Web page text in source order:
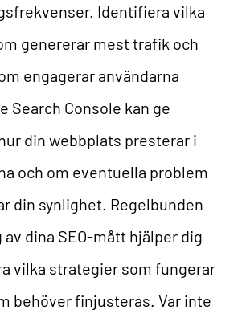
Identifiera vilka
genererar mest trafik och
engagerar användarna
Search Console kan ge
din webbplats presterar i
och om eventuella problem
din synlighet. Regelbunden
dina SEO-mått hjälper dig
vilka strategier som fungerar
behöver finjusteras. Var inte